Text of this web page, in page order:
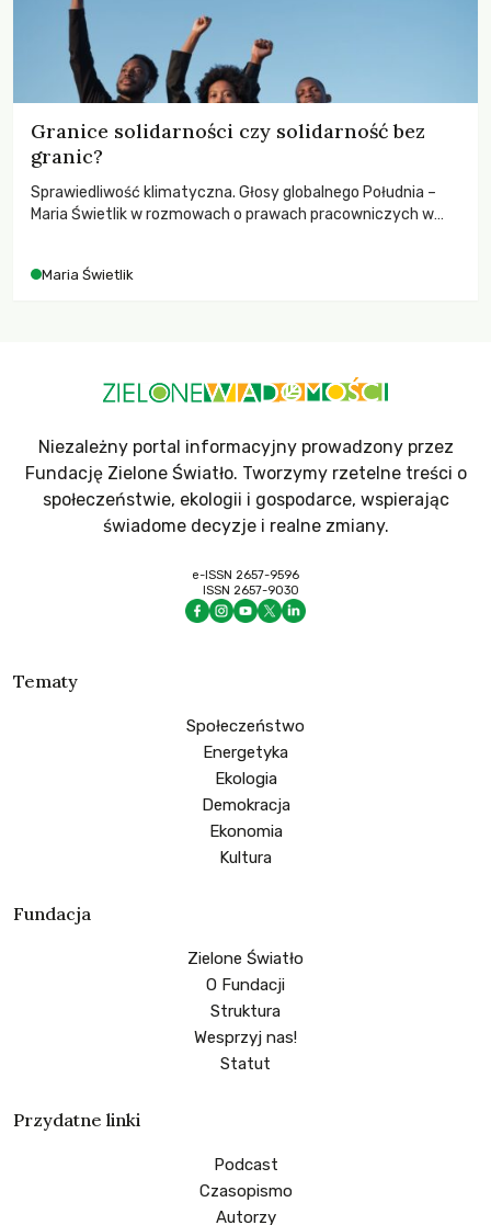
Granice solidarności czy solidarność bez
granic?
Sprawiedliwość klimatyczna. Głosy globalnego Południa –
Maria Świetlik w rozmowach o prawach pracowniczych w
Maria Świetlik
Niezależny portal informacyjny prowadzony przez
Fundację Zielone Światło. Tworzymy rzetelne treści o
społeczeństwie, ekologii i gospodarce, wspierając
świadome decyzje i realne zmiany.
e-ISSN 2657-9596
ISSN 2657-9030
Tematy
Społeczeństwo
Energetyka
Ekologia
Demokracja
Ekonomia
Kultura
Fundacja
Zielone Światło
O Fundacji
Struktura
Wesprzyj nas!
Statut
Przydatne linki
Podcast
Czasopismo
Autorzy